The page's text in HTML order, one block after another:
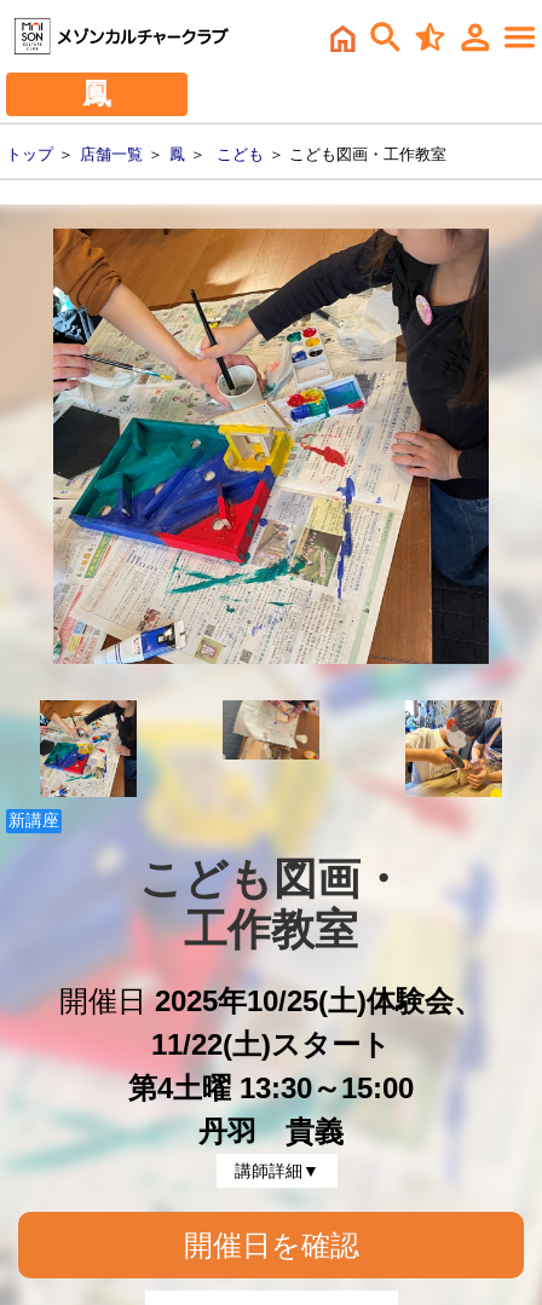
鳳
トップ＞ 店舗一覧 ＞ 鳳 ＞ こども ＞ こども図画・工作教室
新講座
こども図画・
工作教室
開催日2025年10/25(土)体験会、
11/22(土)スタート
第4土曜 13:30～15:00
丹羽 貴義
講師詳細▼
開催日を確認